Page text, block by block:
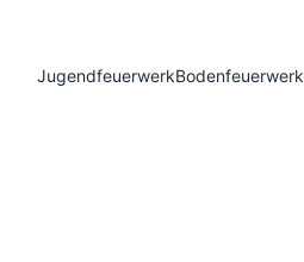
JugendfeuerwerkBodenfeuerwerk